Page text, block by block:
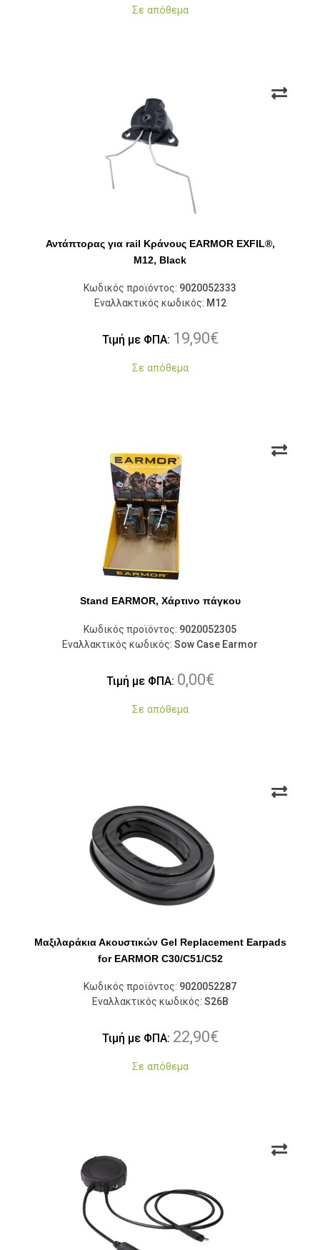
Σε απόθεμα
Αντάπτορας για rail Κράνους EARMOR EXFIL®,
M12, Black
Κωδικός προϊόντος: 9020052333
Εναλλακτικός κωδικός: M12
Τιμή με ΦΠΑ: 19,90€
Σε απόθεμα
Stand EARMOR, Χάρτινο πάγκου
Κωδικός προϊόντος: 9020052305
Εναλλακτικός κωδικός: Sow Case Earmor
Τιμή με ΦΠΑ: 0,00€
Σε απόθεμα
Μαξιλαράκια Ακουστικών Gel Replacement Earpads
for EARMOR C30/C51/C52
Κωδικός προϊόντος: 9020052287
Εναλλακτικός κωδικός: S26B
Τιμή με ΦΠΑ: 22,90€
Σε απόθεμα